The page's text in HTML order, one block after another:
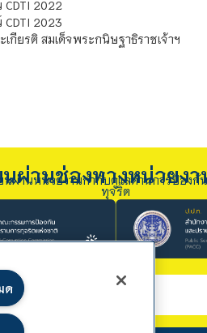
2022
2023
กียรติ สมเด็จพระกนิษฐาธิราชเจ้าฯ
นผ่านช่องทางหน่วยง
นผ่านหน่วยงานกำกับดูแลด้านการป้องกั
ทุจริต
ด